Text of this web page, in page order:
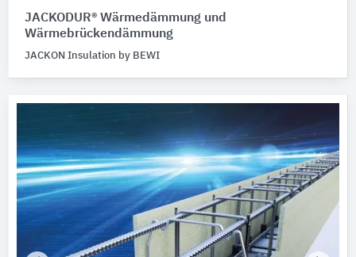
Gebäude-Bauteile
Bitte auswählen
JACKODUR® Wärmedämmung und
Wärmebrückendämmung
JACKON Insulation by BEWI